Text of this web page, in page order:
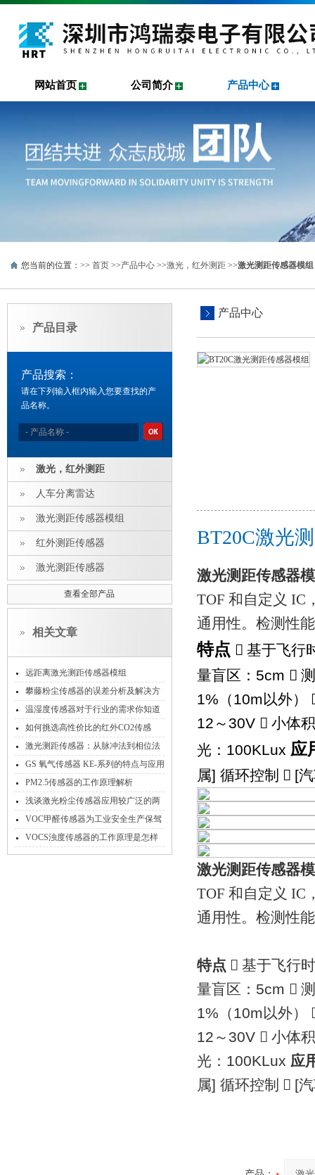
网站首页 公司简介 产品中心
您当前的位置：>> 首页 >>产品中心 >>激光，红外测距 >>激光测距传感器模组
产品目录
产品搜索：
请在下列输入框内输入您要查找的产
品名称。
激光，红外测距
人车分离雷达
激光测距传感器模组
红外测距传感器
激光测距传感器
查看全部产品
相关文章
远距离激光测距传感器模组
攀藤粉尘传感器的误差分析及解决方
法
温湿度传感器对于行业的需求你知道
吗？
如何挑选高性价比的红外CO2传感
器？
激光测距传感器：从脉冲法到相位法
的技术进阶
GS 氧气传感器 KE-系列的特点与应用
PM2.5传感器的工作原理解析
浅谈激光粉尘传感器应用较广泛的两
大领域
VOC甲醛传感器为工业安全生产保驾
护航
VOCS浊度传感器的工作原理是怎样
的？
产品中心
BT20C激光
激光测距传感器
TOF 和自定义 IC
通用性。检测性
特点  基于飞行
量盲区： 5cm 
1% （10m以外）
12 ～30V  小体
光： 100KLux 应
属] 循环控制  [
激光测距传感器
TOF 和自定义 IC
通用性。检测性
特点  基于飞行
量盲区： 5cm 
1% （10m 以外）
12 ～ 30V  小体
光： 100KLux 应
属] 循环控制  [